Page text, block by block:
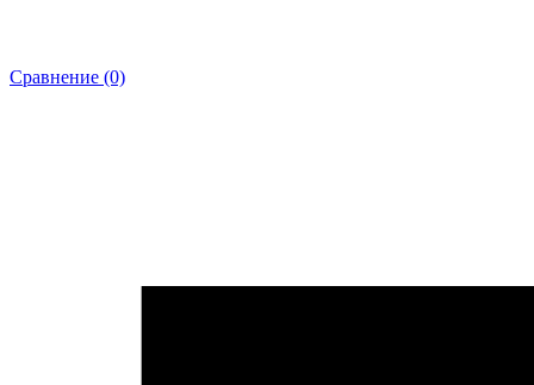
Сравнение (0)